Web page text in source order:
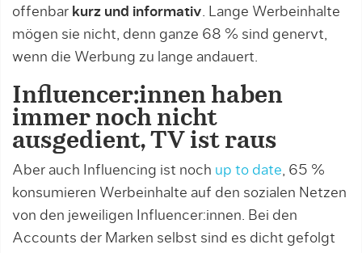
offenbar kurz und informativ. Lange Werbeinhalte
mögen sie nicht, denn ganze 68 % sind genervt,
wenn die Werbung zu lange andauert.
Influencer:innen haben
immer noch nicht
ausgedient, TV ist raus
Aber auch Influencing ist noch up to date, 65 %
konsumieren Werbeinhalte auf den sozialen Netzen
von den jeweiligen Influencer:innen. Bei den
Accounts der Marken selbst sind es dicht gefolgt